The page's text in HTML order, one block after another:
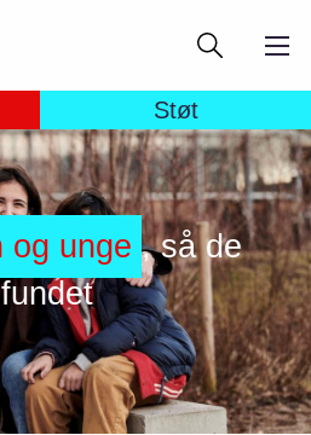
Søg
Støt
og unge , så de